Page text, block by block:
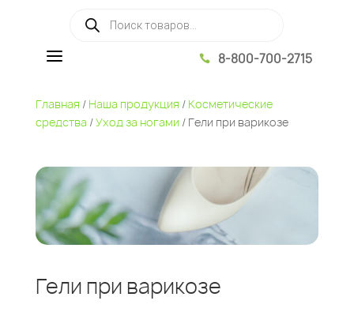
a  8-800-700-2715
Главная / Наша продукция / Косметические
средства/Уход за ногами / Гели при варикозе
Гели при варикозе